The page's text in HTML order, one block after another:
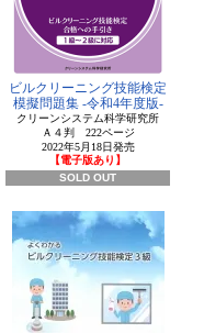
ビルクリーニング技能検定
模擬問題集 -令和4年度版-
クリーンシステム科学研究所
Ａ４判 222ページ
2022年5月18日発売
【電子版あり】
SOLD OUT